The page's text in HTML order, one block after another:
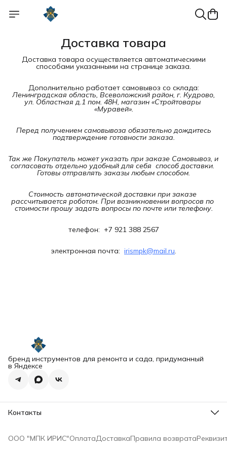
Доставка товара
Доставка товара осуществляется автоматическими
способами указанными на странице заказа.
Дополнительно работает самовывоз со склада:
Ленинградская область, Всеволожский район, г. Кудрово,
ул. Областная д.1 пом. 48Н, магазин «Стройтовары
«Муравей».
Перед получением самовывоза обязательно дождитесь
подтверждение готовности заказа.
Так же Покупатель может указать при заказе Самовывоз, и
согласовать отдельно удобный для себя  способ доставки.
Готовы отправлять заказы любым способом.
Стоимость автоматической доставки при заказе
рассчитывается роботом. При возникновении вопросов по
стоимости прошу задать вопросы по почте или телефону.
телефон: +7 921 388 2567
электронная почта: irismpk@mail.ru.
бренд инструментов для ремонта и сада, придуманный
в Яндексе
Контакты
Балканский, ул Будапештская, дом 97, корпус 2, литера А,
ООО "МПК ИРИС"ОплатаДоставкаПравила возврата